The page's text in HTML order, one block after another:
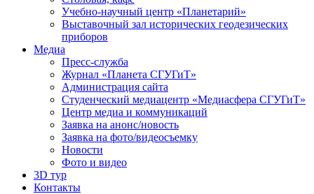
Учебно-научный центр «Планетарий»
Выставочный зал исторических геодезических
приборов
Медиа
Пресс-служба
Журнал «Планета СГУГиТ»
Администрация сайта
Студенческий медиацентр «Медиасфера СГУГиТ»
Центр медиа и коммуникаций
Заявка на анонс/новость
Заявка на фото/видеосъемку
Новости
Фото и видео
3D тур
Контакты